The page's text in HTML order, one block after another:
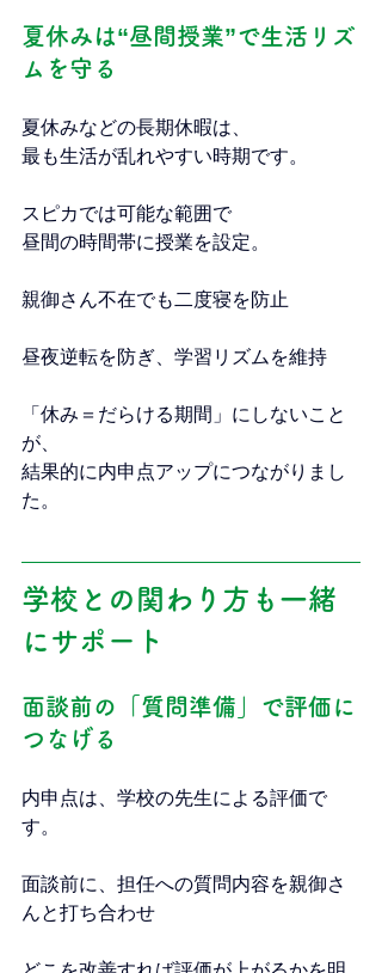
夏休みは“昼間授業”で生活リズ
ムを守る
夏休みなどの長期休暇は、
最も生活が乱れやすい時期です。
スピカでは可能な範囲で
昼間の時間帯に授業を設定。
親御さん不在でも二度寝を防止
昼夜逆転を防ぎ、学習リズムを維持
「休み＝だらける期間」にしないこと
が、
結果的に内申点アップにつながりまし
た。
学校との関わり方も一緒
にサポート
面談前の「質問準備」で評価に
つなげる
内申点は、学校の先生による評価で
す。
面談前に、担任への質問内容を親御さ
んと打ち合わせ